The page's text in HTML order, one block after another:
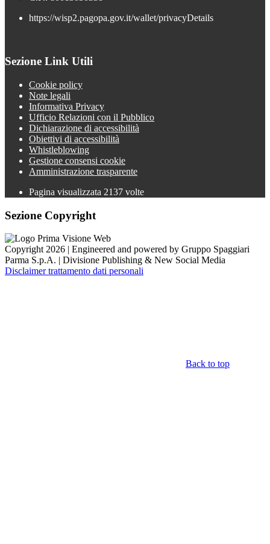
https://wisp2.pagopa.gov.it/wallet/privacyDetails
Sezione Link Utili
Cookie policy
Note legali
Informativa Privacy
Ufficio Relazioni con il Pubblico
Dichiarazione di accessibilità
Obiettivi di accessibilità
Whistleblowing
Gestione consensi cookie
Amministrazione trasparente
Pagina visualizzata 2137 volte
Sezione Copyright
Copyright 2026 | Engineered and powered by Gruppo Spaggiari
Parma S.p.A. | Divisione Publishing & New Social Media
Disclaimer trattamento dati personali
Back to top